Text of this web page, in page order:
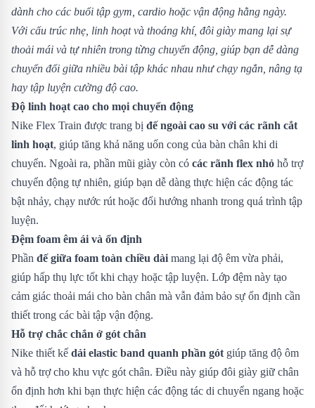
dành cho các buổi tập gym, cardio hoặc vận động hằng ngày.
Với cấu trúc nhẹ, linh hoạt và thoáng khí, đôi giày mang lại sự
thoải mái và tự nhiên trong từng chuyển động, giúp bạn dễ dàng
chuyển đổi giữa nhiều bài tập khác nhau như chạy ngắn, nâng tạ
hay tập luyện cường độ cao.
Độ linh hoạt cao cho mọi chuyển động
Nike Flex Train được trang bị đế ngoài cao su với các rãnh cắt
linh hoạt, giúp tăng khả năng uốn cong của bàn chân khi di
chuyển. Ngoài ra, phần mũi giày còn có các rãnh flex nhỏ hỗ trợ
chuyển động tự nhiên, giúp bạn dễ dàng thực hiện các động tác
bật nhảy, chạy nước rút hoặc đổi hướng nhanh trong quá trình tập
luyện.
Đệm foam êm ái và ổn định
Phần đế giữa foam toàn chiều dài mang lại độ êm vừa phải,
giúp hấp thụ lực tốt khi chạy hoặc tập luyện. Lớp đệm này tạo
cảm giác thoải mái cho bàn chân mà vẫn đảm bảo sự ổn định cần
thiết trong các bài tập vận động.
Hỗ trợ chắc chắn ở gót chân
Nike thiết kế dải elastic band quanh phần gót giúp tăng độ ôm
và hỗ trợ cho khu vực gót chân. Điều này giúp đôi giày giữ chân
ổn định hơn khi bạn thực hiện các động tác di chuyển ngang hoặc